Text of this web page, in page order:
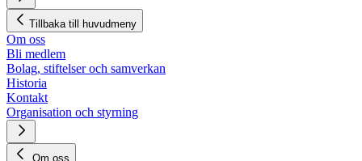
Tillbaka till huvudmeny
Om oss
Bli medlem
Bolag, stiftelser och samverkan
Historia
Kontakt
Organisation och styrning
Om oss